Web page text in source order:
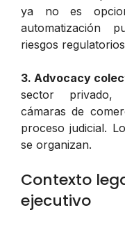
ya no es
automatización
riesgos
3. Advocacy
sector privado,
cámaras de
proceso judicial.
se organizan.
Contexto
ejecutivo